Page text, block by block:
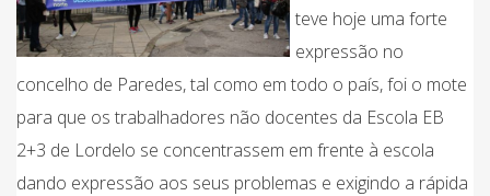
teve hoje uma forte
expressão no
concelho de Paredes, tal como em todo o país, foi o mote
para que os trabalhadores não docentes da Escola EB
2+3 de Lordelo se concentrassem em frente à escola
dando expressão aos seus problemas e exigindo a rápida